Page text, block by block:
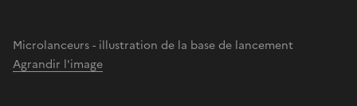
Microlanceurs - illustration de la base de lancement
Agrandir l'image